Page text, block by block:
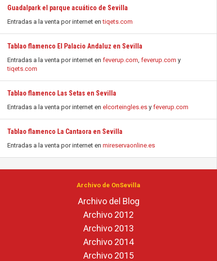
Guadalpark el parque acuático de Sevilla
Entradas a la venta por internet entiqets.com
Tablao flamenco El Palacio Andaluz en Sevilla
Entradas a la venta por internet en feverup.com, feverup.com y
tiqets.com
Tablao flamenco Las Setas en Sevilla
Entradas a la venta por internet en elcorteingles.es y feverup.com
Tablao flamenco La Cantaora en Sevilla
Entradas a la venta por internet en mireservaonline.es
Archivo de OnSevilla
Archivo del Blog
Archivo 2012
Archivo 2013
Archivo 2014
Archivo 2015